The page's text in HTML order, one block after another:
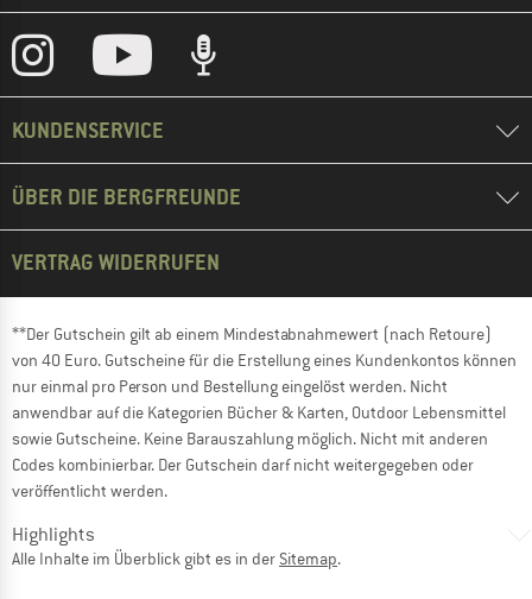
KUNDENSERVICE
ÜBER DIE BERGFREUNDE
VERTRAG WIDERRUFEN
**Der Gutschein gilt ab einem Mindestabnahmewert (nach Retoure)
von 40 Euro. Gutscheine für die Erstellung eines Kundenkontos können
nur einmal pro Person und Bestellung eingelöst werden. Nicht
anwendbar auf die Kategorien Bücher & Karten, Outdoor Lebensmittel
sowie Gutscheine. Keine Barauszahlung möglich. Nicht mit anderen
Codes kombinierbar. Der Gutschein darf nicht weitergegeben oder
veröffentlicht werden.
Highlights
Alle Inhalte im Überblick gibt es in der Sitemap.